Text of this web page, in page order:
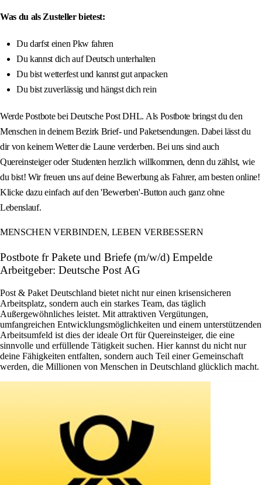
Was du als Zusteller bietest:
Du darfst einen Pkw fahren
Du kannst dich auf Deutsch unterhalten
Du bist wetterfest und kannst gut anpacken
Du bist zuverlässig und hängst dich rein
Werde Postbote bei Deutsche Post DHL. Als Postbote bringst du den
Menschen in deinem Bezirk Brief- und Paketsendungen. Dabei lässt du
dir von keinem Wetter die Laune verderben. Bei uns sind auch
Quereinsteiger oder Studenten herzlich willkommen, denn du zählst, wie
du bist! Wir freuen uns auf deine Bewerbung als Fahrer, am besten online!
Klicke dazu einfach auf den 'Bewerben'-Button auch ganz ohne
Lebenslauf.
MENSCHEN VERBINDEN, LEBEN VERBESSERN
Postbote fr Pakete und Briefe (m/w/d) Empelde
Arbeitgeber: Deutsche Post AG
Post & Paket Deutschland bietet nicht nur einen krisensicheren
Arbeitsplatz, sondern auch ein starkes Team, das täglich
Außergewöhnliches leistet. Mit attraktiven Vergütungen,
umfangreichen Entwicklungsmöglichkeiten und einem unterstützenden
Arbeitsumfeld ist dies der ideale Ort für Quereinsteiger, die eine
sinnvolle und erfüllende Tätigkeit suchen. Hier kannst du nicht nur
deine Fähigkeiten entfalten, sondern auch Teil einer Gemeinschaft
werden, die Millionen von Menschen in Deutschland glücklich macht.